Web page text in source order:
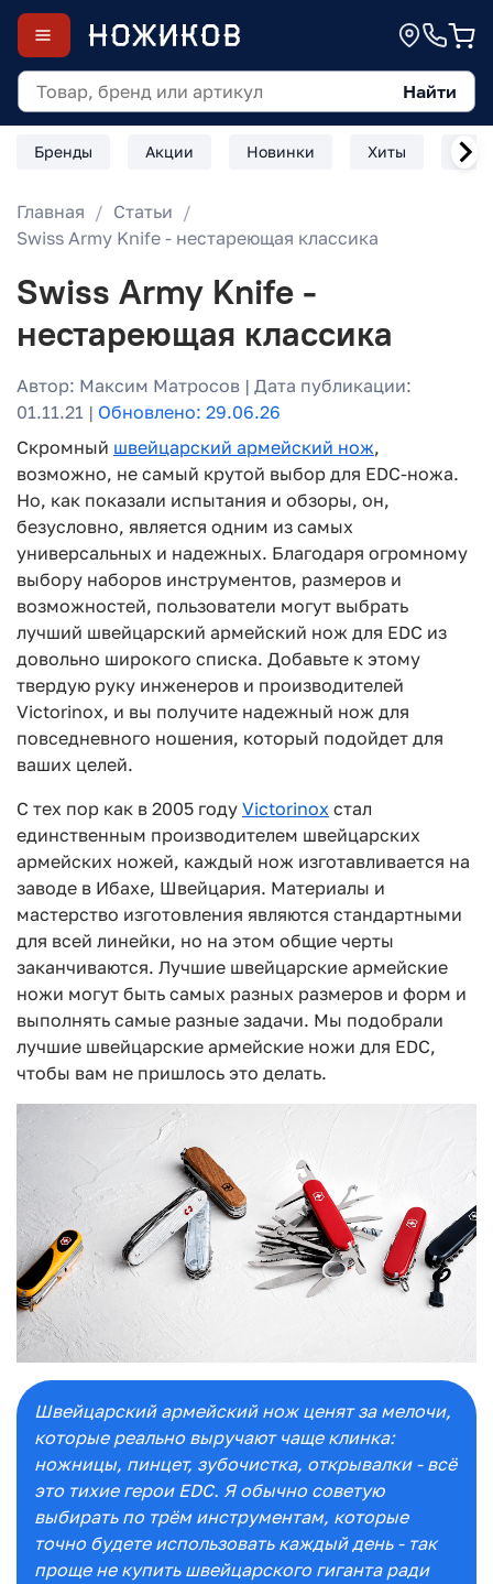
Найти
Бренды Акции Новинки Хиты
Главная
Статьи
Swiss Army Knife - нестареющая классика
Swiss Army Knife -
нестареющая классика
Автор: Максим Матросов | Дата публикации:
01.11.21 | Обновлено: 29.06.26
Скромный швейцарский армейский нож,
возможно, не самый крутой выбор для EDC-ножа.
Но, как показали испытания и обзоры, он,
безусловно, является одним из самых
универсальных и надежных. Благодаря огромному
выбору наборов инструментов, размеров и
возможностей, пользователи могут выбрать
лучший швейцарский армейский нож для EDC из
довольно широкого списка. Добавьте к этому
твердую руку инженеров и производителей
Victorinox, и вы получите надежный нож для
повседневного ношения, который подойдет для
ваших целей.
С тех пор как в 2005 году Victorinox стал
единственным производителем швейцарских
армейских ножей, каждый нож изготавливается на
заводе в Ибахе, Швейцария. Материалы и
мастерство изготовления являются стандартными
для всей линейки, но на этом общие черты
заканчиваются. Лучшие швейцарские армейские
ножи могут быть самых разных размеров и форм и
выполнять самые разные задачи. Мы подобрали
лучшие швейцарские армейские ножи для EDC,
чтобы вам не пришлось это делать.
Швейцарский армейский нож ценят за мелочи,
которые реально выручают чаще клинка:
ножницы, пинцет, зубочистка, открывалки - всё
это тихие герои EDC. Я обычно советую
выбирать по трём инструментам, которые
точно будете использовать каждый день - так
проще не купить швейцарского гиганта ради